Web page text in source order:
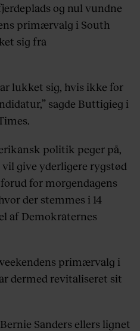
og nul vundne
primærvalg i South
sig fra
lukket sig, hvis ikke for
sagde Buttigieg i
politik peger på,
give yderligere rygstød
for morgendagens
der stemmes i 14
af Demokraternes
primærvalg i
dermed revitaliseret sit
Sanders ellers lignet